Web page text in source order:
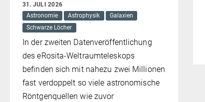
31. JULI 2026
Astronomie
Astrophysik
Galaxien
Schwarze Löcher
In der zweiten Datenveröffentlichung
des eRosita-Weltraumteleskops
befinden sich mit nahezu zwei Millionen
fast verdoppelt so viele astronomische
Röntgenquellen wie zuvor